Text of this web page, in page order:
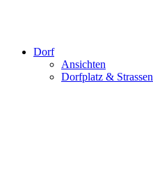
Dorf
Ansichten
Dorfplatz & Strassen